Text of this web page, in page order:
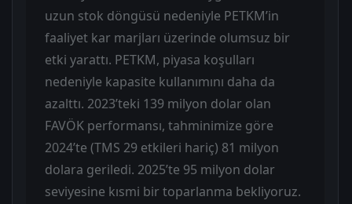
uzun stok döngüsü nedeniyle PETKM’in
faaliyet kar marjları üzerinde olumsuz bir
etki yarattı. PETKM, piyasa koşulları
nedeniyle kapasite kullanımını daha da
azalttı. 2023’teki 139 milyon dolar olan
FAVÖK performansı, tahminimize göre
2024’te (TMS 29 etkileri hariç) 81 milyon
dolara geriledi. 2025’te 95 milyon dolar
seviyesine kısmi bir toparlanma bekliyoruz.